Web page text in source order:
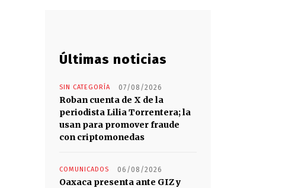
Últimas noticias
SIN CATEGORÍA 07/08/2026
Roban cuenta de X de la
periodista Lilia Torrentera; la
usan para promover fraude
con criptomonedas
COMUNICADOS 06/08/2026
Oaxaca presenta ante GIZ y